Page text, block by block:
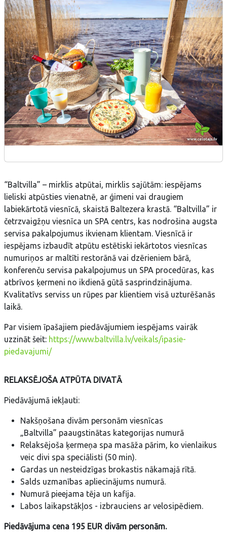
“Baltvilla” – mirklis atpūtai, mirklis sajūtām: iespējams
lieliski atpūsties vienatnē, ar ģimeni vai draugiem
labiekārtotā viesnīcā, skaistā Baltezera krastā. “Baltvilla” ir
četrzvaigžņu viesnīca un SPA centrs, kas nodrošina augsta
servisa pakalpojumus ikvienam klientam. Viesnīcā ir
iespējams izbaudīt atpūtu estētiski iekārtotos viesnīcas
numuriņos ar maltīti restorānā vai dzērieniem bārā,
konferenču servisa pakalpojumus un SPA procedūras, kas
atbrīvos ķermeni no ikdienā gūtā sasprindzinājuma.
Kvalitatīvs serviss un rūpes par klientiem visā uzturēšanās
laikā.
Par visiem īpašajiem piedāvājumiem iespējams vairāk
uzzināt šeit: https://www.baltvilla.lv/veikals/ipasie-
piedavajumi/
RELAKSĒJOŠA ATPŪTA DIVATĀ
Piedāvājumā iekļauti:
Nakšņošana divām personām viesnīcas
„Baltvilla” paaugstinātas kategorijas numurā
Relaksējoša ķermeņa spa masāža pārim, ko vienlaikus
veic divi spa speciālisti (50 min).
Gardas un nesteidzīgas brokastis nākamajā rītā.
Salds uzmanības apliecinājums numurā.
Numurā pieejama tēja un kafija.
Labos laikapstākļos - izbrauciens ar velosipēdiem.
Piedāvājuma cena 195 EUR divām personām.